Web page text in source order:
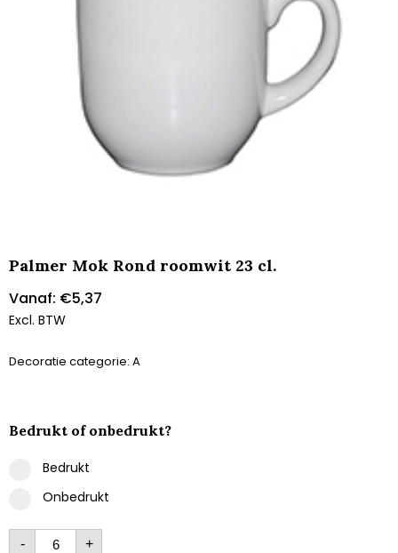
Palmer Mok Rond roomwit 23 cl.
Vanaf: €5,37
Excl. BTW
Decoratie categorie: A
Bedrukt of onbedrukt?
Bedrukt
Onbedrukt
- +